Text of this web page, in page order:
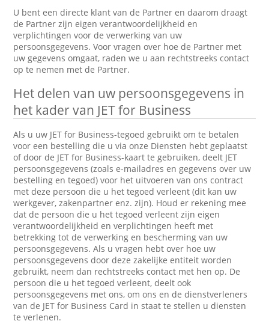
U bent een directe klant van de Partner en daarom draagt
de Partner zijn eigen verantwoordelijkheid en
verplichtingen voor de verwerking van uw
persoonsgegevens. Voor vragen over hoe de Partner met
uw gegevens omgaat, raden we u aan rechtstreeks contact
op te nemen met de Partner.
Het delen van uw persoonsgegevens in
het kader van JET for Business
Als u uw JET for Business-tegoed gebruikt om te betalen
voor een bestelling die u via onze Diensten hebt geplaatst
of door de JET for Business-kaart te gebruiken, deelt JET
persoonsgegevens (zoals e-mailadres en gegevens over uw
bestelling en tegoed) voor het uitvoeren van ons contract
met deze persoon die u het tegoed verleent (dit kan uw
werkgever, zakenpartner enz. zijn). Houd er rekening mee
dat de persoon die u het tegoed verleent zijn eigen
verantwoordelijkheid en verplichtingen heeft met
betrekking tot de verwerking en bescherming van uw
persoonsgegevens. Als u vragen hebt over hoe uw
persoonsgegevens door deze zakelijke entiteit worden
gebruikt, neem dan rechtstreeks contact met hen op. De
persoon die u het tegoed verleent, deelt ook
persoonsgegevens met ons, om ons en de dienstverleners
van de JET for Business Card in staat te stellen u diensten
te verlenen.